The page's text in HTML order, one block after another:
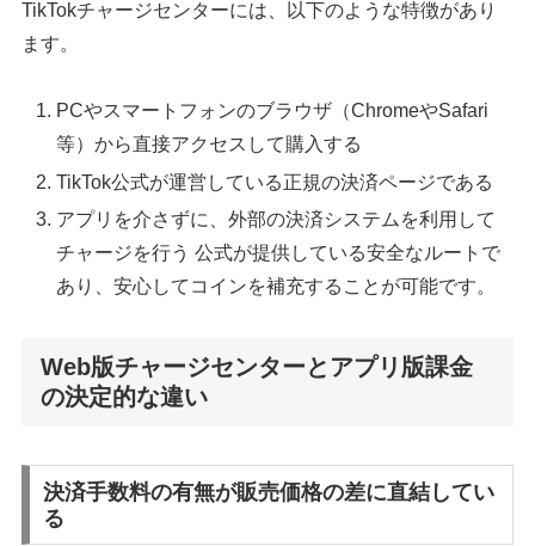
TikTokチャージセンターには、以下のような特徴があり
ます。
PCやスマートフォンのブラウザ（ChromeやSafari
等）から直接アクセスして購入する
TikTok公式が運営している正規の決済ページである
アプリを介さずに、外部の決済システムを利用して
チャージを行う 公式が提供している安全なルートで
あり、安心してコインを補充することが可能です。
Web版チャージセンターとアプリ版課金
の決定的な違い
決済手数料の有無が販売価格の差に直結してい
る